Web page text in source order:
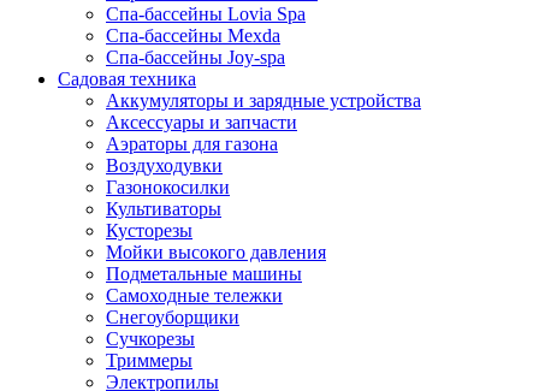
Спа-бассейны Lovia Spa
Спа-бассейны Mexda
Спа-бассейны Joy-spa
Садовая техника
Аккумуляторы и зарядные устройства
Аксессуары и запчасти
Аэраторы для газона
Воздуходувки
Газонокосилки
Культиваторы
Кусторезы
Мойки высокого давления
Подметальные машины
Самоходные тележки
Снегоуборщики
Сучкорезы
Триммеры
Электропилы